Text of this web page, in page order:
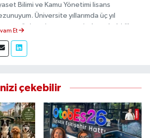
Bilimi ve Kamu Yönetimi lisans
Üniversite yıllarımda üç yıl
üniversite gazetesinde muhabirlik
sahadan doğru ve tarafsız bilgi
sağlamaktayım.
Et
çekebilir